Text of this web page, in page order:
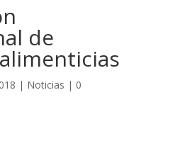
de
| Noticias | 0